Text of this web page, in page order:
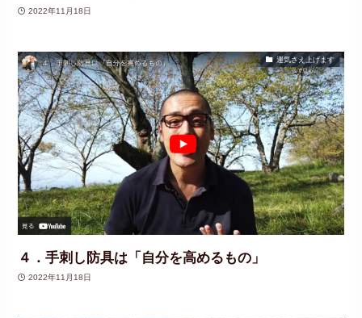
2022年11月18日
運気さえ上げます
４．手刺し防具は「自分を高めるもの」
2022年11月18日